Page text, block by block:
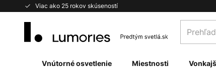
Viac ako 25 rokov skúseností
Skip
obchod
Vnútorné osvetlenie Miestnosti